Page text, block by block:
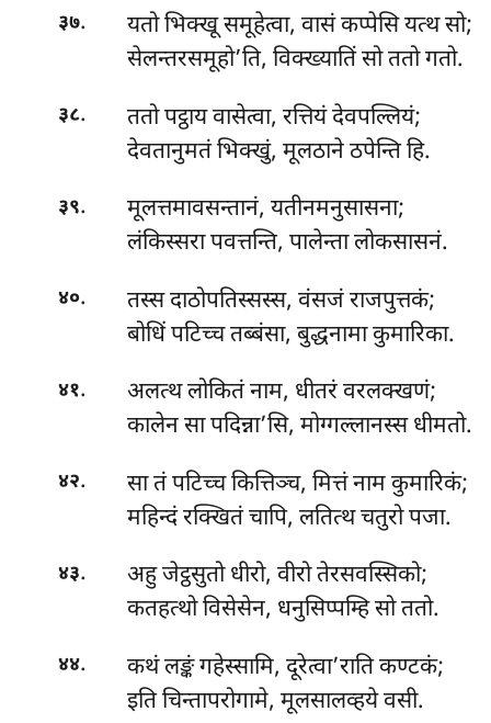
३७.
यतो भिक्खू समूहेत्वा, वासं कप्पेसि यत्थ सो;
सेलन्तरसमूहो’ति, विक्ख्यातिं सो ततो गतो.
३८.
ततो पट्ठाय वासेत्वा, रत्तियं देवपल्लियं;
देवतानुमतं भिक्खुं, मूलठाने ठपेन्ति हि.
३९.
मूलत्तमावसन्तानं, यतीनमनुसासना;
लंकिस्सरा पवत्तन्ति, पालेन्ता लोकसासनं.
४०.
तस्स दाठोपतिस्सस्स, वंसजं राजपुत्तकं;
बोधिं पटिच्च तब्बंसा, बुद्धनामा कुमारिका.
४१.
अलत्थ लोकितं नाम, धीतरं वरलक्खणं;
कालेन सा पदिन्ना’सि, मोग्गल्लानस्स धीमतो.
४२.
सा तं पटिच्च कित्तिञ्च, मित्तं नाम कुमारिकं;
महिन्दं रक्खितं चापि, लतित्थ चतुरो पजा.
४३.
अहु जेट्ठसुतो धीरो, वीरो तेरसवस्सिको;
कतहत्थो विसेसेन, धनुसिप्पम्हि सो ततो.
४४.
कथं लङ्कं गहेस्सामि, दूरेत्वा’राति कण्टकं;
इति चिन्तापरोगामे, मूलसालव्हये वसी.